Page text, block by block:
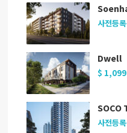
사전등
Dwell
$
SOCO
사전등